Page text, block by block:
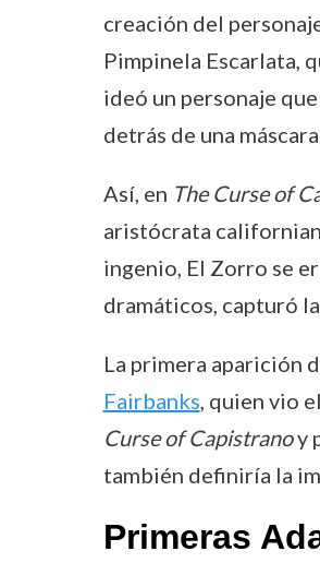
creación del
Pimpinela Escarlata,
ideó un personaje
detrás de una
Así, en The Curse of
aristócrata
ingenio, El Zorro se
dramáticos, capturó
La primera aparición
Fairbanks, quien vio
Curse of Capistranoy
también definiría la
Primeras